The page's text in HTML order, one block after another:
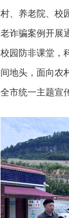
村、养老院、校
老诈骗案例开展
校园防非课堂，
间地头，面向农
全市统一主题宣